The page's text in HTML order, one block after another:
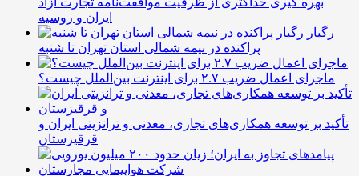
ایران و روسیه
رگبار
پراکنده در نیمه شمالی استان تهران تا شنبه
ماجرای اعمال ضریب ۲.۷ برای اینترنت بین‌الملل چیست؟
تأکید بر توسعه همکاری‌های تجاری، معدنی و ترانزیتی ایران و
قرقیزستان